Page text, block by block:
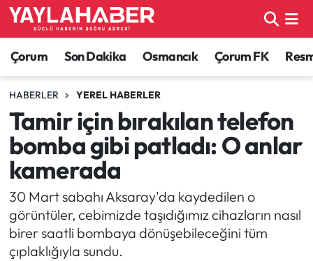
Çorum Son Dakika Osmancık Çorum FK
HABERLER YEREL HABERLER
Tamir için bırakılan telefon
bomba gibi patladı: O anlar
kamerada
30 Mart sabahı Aksaray'da kaydedilen o
görüntüler, cebimizde taşıdığımız cihazların nasıl
birer saatli bombaya dönüşebileceğini tüm
çıplaklığıyla sundu.
Alaca Haberleri
Bayat Haberleri
Bilgi - Keşfet Haberleri
Bilim ve Teknoloji
Boğazkale Haberleri
Çorum Haberleri
Çorum Nöbetçi Eczaneler
Çorum Hava Durumu
Çorum Namaz Vakitleri
Çorum Trafik Yoğunluk Haritası
TFF 1.Lig Puan Durumu ve Fikstür
Tüm Manşetler